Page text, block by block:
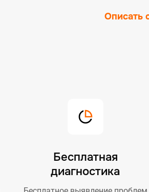
Описать
Бесплатная
диагностика